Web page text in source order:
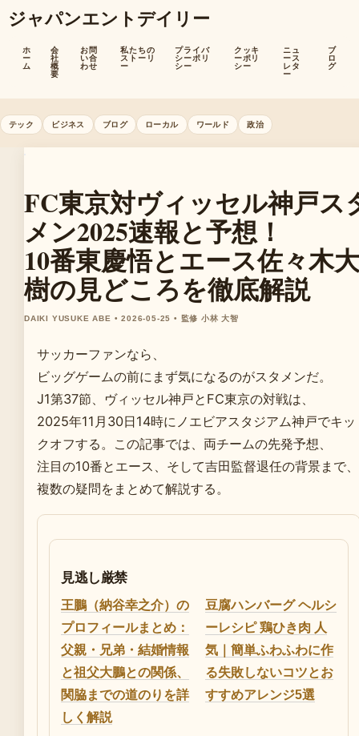
ジャパンエントデイリー
ホ
ー
ム
会
社
概
要
お問
い合
わせ
私たちの
ストーリ
ー
プライバ
シーポリ
シー
クッキ
ーポリ
シー
ニュ
ース
レタ
ー
ブ
ロ
グ
テック ビジネス ブログ ローカル ワールド 政治
FC東京対ヴィッセル神戸ス
メン2025速報と予想！
10番東慶悟とエース佐々木大
樹の見どころを徹底解説
DAIKI YUSUKE ABE • 2026-05-25 • 監修 小林 大智
サッカーファンなら、
ビッグゲームの前にまず気になるのがスタメンだ。
J1第37節、ヴィッセル神戸とFC東京の対戦は、
2025年11月30日14時にノエビアスタジアム神戸でキッ
クオフする。この記事では、両チームの先発予想、
注目の10番とエース、そして吉田監督退任の背景まで、
複数の疑問をまとめて解説する。
見逃し厳禁
王鵬（納谷幸之介）の
プロフィールまとめ：
父親・兄弟・結婚情報
と祖父大鵬との関係、
関脇までの道のりを詳
しく解説
豆腐ハンバーグ ヘルシ
ーレシピ 鶏ひき肉 人
気｜簡単ふわふわに作
る失敗しないコツとお
すすめアレンジ5選